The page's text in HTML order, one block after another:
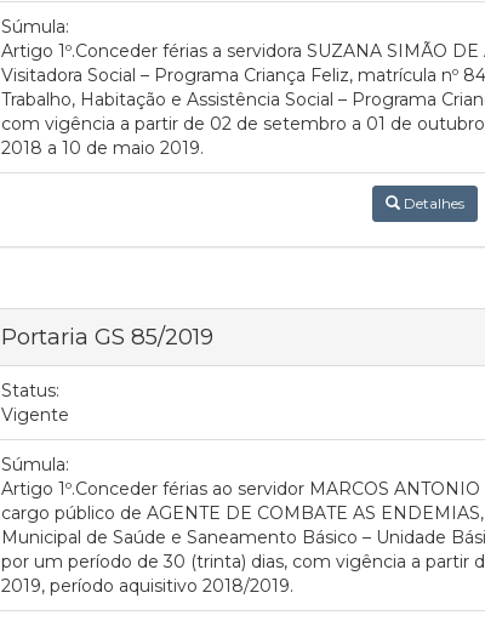
Súmula:
Artigo 1º.Conceder férias a servidora SUZANA SIMÃO
Visitadora Social – Programa Criança Feliz, matrícula nº
Trabalho, Habitação e Assistência Social – Programa
com vigência a partir de 02 de setembro a 01 de
2018 a 10 de maio 2019.
Detalhes
Portaria GS 85/2019
Status:
Vigente
Súmula:
Artigo 1º.Conceder férias ao servidor MARCOS
cargo público de AGENTE DE COMBATE AS
Municipal de Saúde e Saneamento Básico – Unidade
por um período de 30 (trinta) dias, com vigência a partir
2019, período aquisitivo 2018/2019.